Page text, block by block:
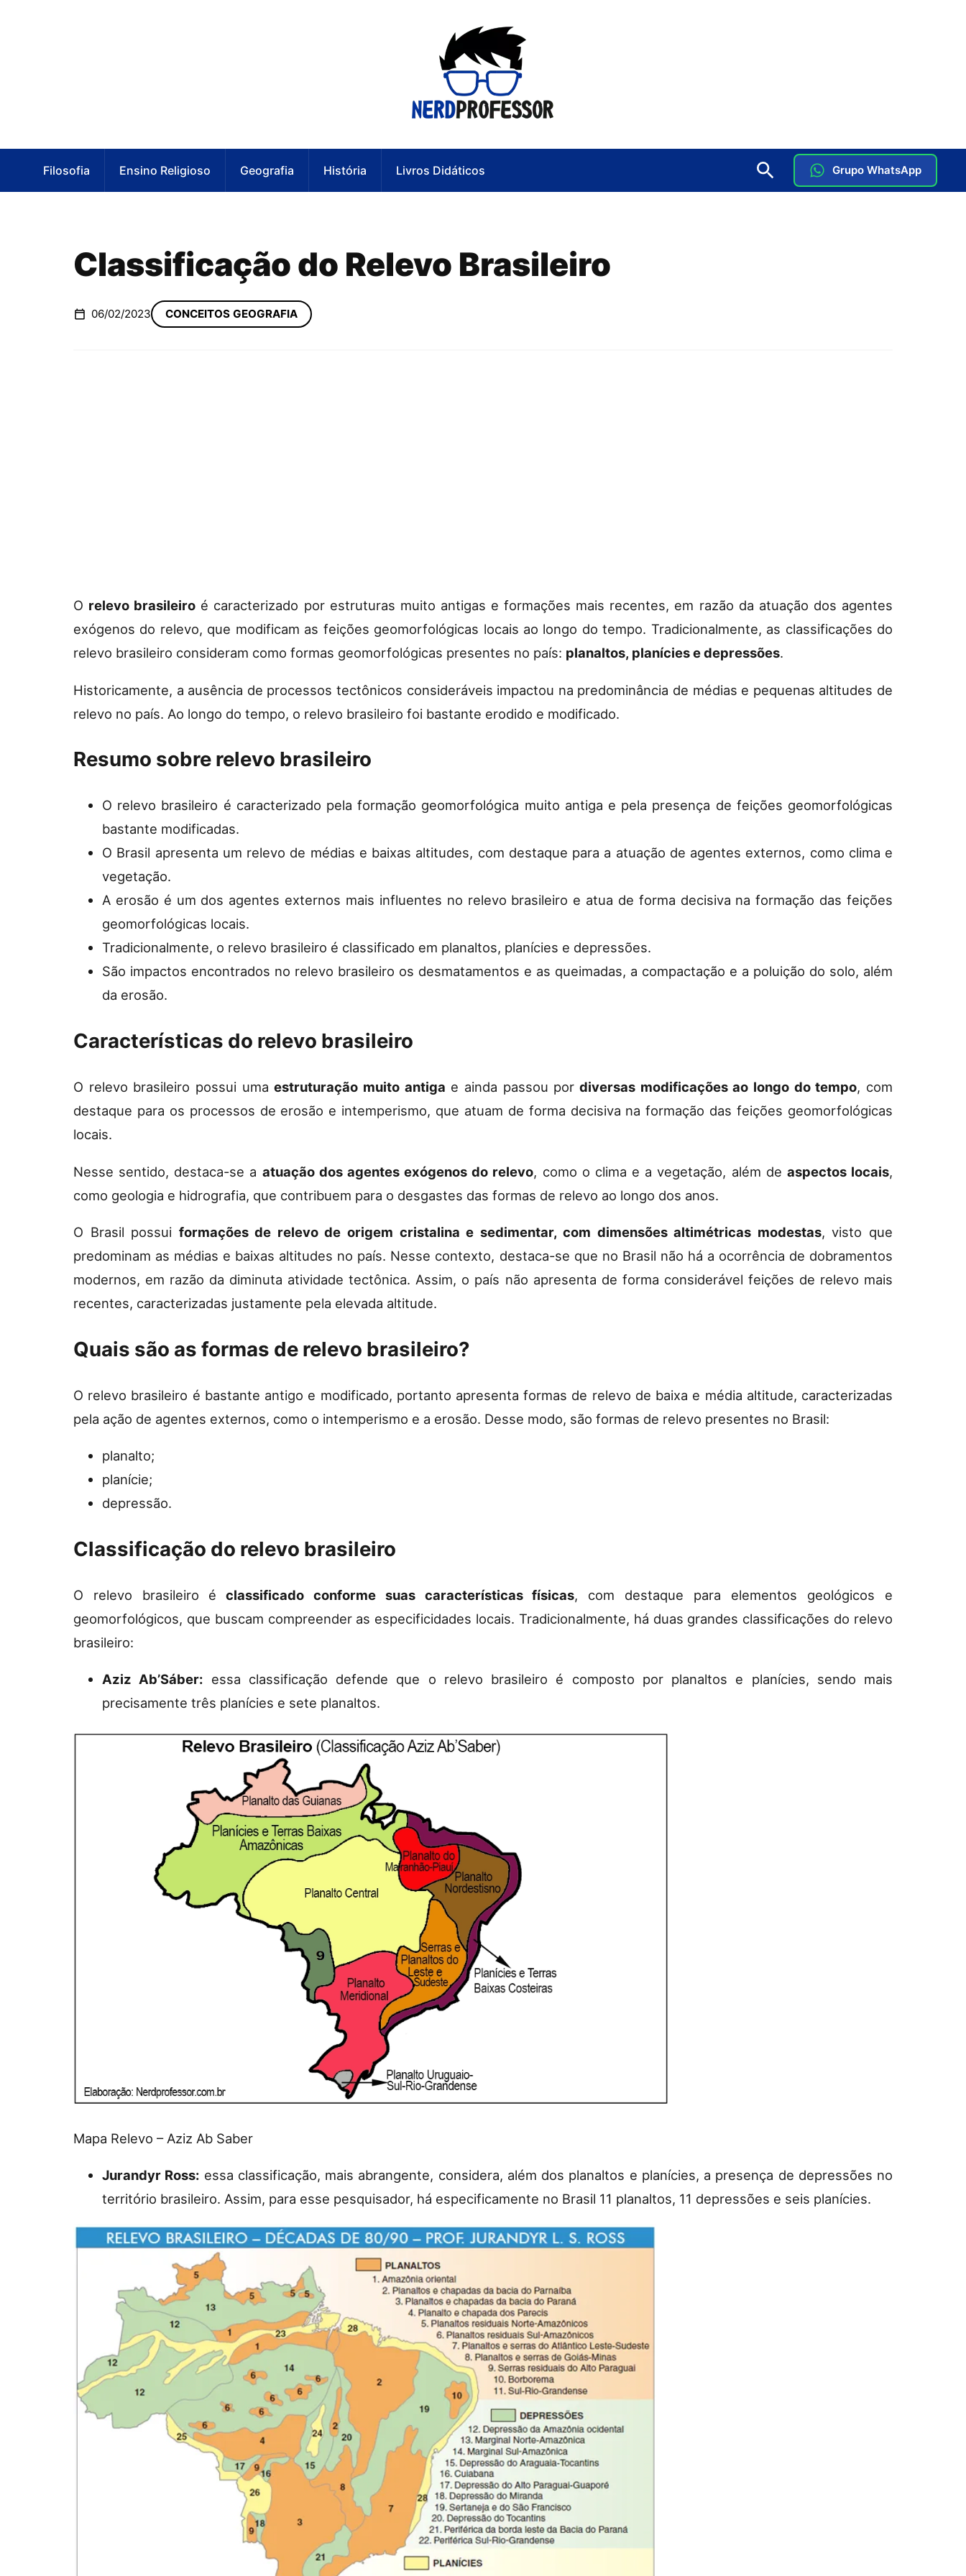
Filosofia Ensino Religioso Geografia História Livros Didáticos Grupo WhatsApp
Classificação do Relevo Brasileiro
06/02/2023 CONCEITOS GEOGRAFIA
O relevo brasileiro é caracterizado por estruturas muito antigas e formações mais recentes, em razão da atuação dos agentes
exógenos do relevo, que modificam as feições geomorfológicas locais ao longo do tempo. Tradicionalmente, as classificações do
relevo brasileiro consideram como formas geomorfológicas presentes no país: planaltos, planícies e depressões.
Historicamente, a ausência de processos tectônicos consideráveis impactou na predominância de médias e pequenas altitudes de
relevo no país. Ao longo do tempo, o relevo brasileiro foi bastante erodido e modificado.
Resumo sobre relevo brasileiro
O relevo brasileiro é caracterizado pela formação geomorfológica muito antiga e pela presença de feições geomorfológicas
bastante modificadas.
O Brasil apresenta um relevo de médias e baixas altitudes, com destaque para a atuação de agentes externos, como clima e
vegetação.
A erosão é um dos agentes externos mais influentes no relevo brasileiro e atua de forma decisiva na formação das feições
geomorfológicas locais.
Tradicionalmente, o relevo brasileiro é classificado em planaltos, planícies e depressões.
São impactos encontrados no relevo brasileiro os desmatamentos e as queimadas, a compactação e a poluição do solo, além
da erosão.
Características do relevo brasileiro
O relevo brasileiro possui umaestruturação muito antiga e ainda passou por diversas modificações ao longo do tempo, com
destaque para os processos de erosão e intemperismo, que atuam de forma decisiva na formação das feições geomorfológicas
locais.
Nesse sentido, destaca-se a atuação dos agentes exógenos do relevo, como o clima e a vegetação, além de aspectos locais,
como geologia e hidrografia, que contribuem para o desgastes das formas de relevo ao longo dos anos.
O Brasil possui formações de relevo de origem cristalina e sedimentar, com dimensões altimétricas modestas, visto que
predominam as médias e baixas altitudes no país. Nesse contexto, destaca-se que no Brasil não há a ocorrência de dobramentos
modernos, em razão da diminuta atividade tectônica. Assim, o país não apresenta de forma considerável feições de relevo mais
recentes, caracterizadas justamente pela elevada altitude.
Quais são as formas de relevo brasileiro?
O relevo brasileiro é bastante antigo e modificado, portanto apresenta formas de relevo de baixa e média altitude, caracterizadas
pela ação de agentes externos, como o intemperismo e a erosão. Desse modo, são formas de relevo presentes no Brasil:
planalto;
planície;
depressão.
Classificação do relevo brasileiro
O relevo brasileiro é classificado conforme suas características físicas, com destaque para elementos geológicos e
geomorfológicos, que buscam compreender as especificidades locais. Tradicionalmente, há duas grandes classificações do relevo
brasileiro:
Aziz Ab’Sáber: essa classificação defende que o relevo brasileiro é composto por planaltos e planícies, sendo mais
precisamente três planícies e sete planaltos.
Mapa Relevo – Aziz Ab Saber
Jurandyr Ross: essa classificação, mais abrangente, considera, além dos planaltos e planícies, a presença de depressões no
território brasileiro. Assim, para esse pesquisador, há especificamente no Brasil 11 planaltos, 11 depressões e seis planícies.